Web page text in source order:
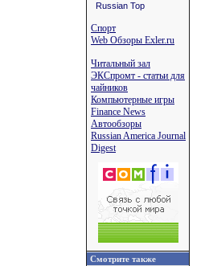
Russian Top
Спорт
Web Обзоры Exler.ru
Читальный зал
ЭКСпромт - статьи для
чайников
Компьютерные игры
Finance News
Автообзоры
Russian America Journal
Digest
Смотрите также